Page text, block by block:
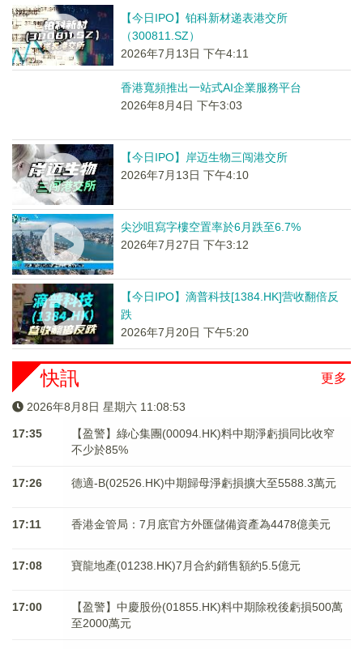
【今日IPO】铂科新材递表港交所
（300811.SZ）
2026年7月13日 下午4:11
香港寬頻推出一站式AI企業服務平台
2026年8月4日 下午3:03
【今日IPO】岸迈生物三闯港交所
2026年7月13日 下午4:10
尖沙咀寫字樓空置率於6月跌至6.7%
2026年7月27日 下午3:12
【今日IPO】滴普科技[1384.HK]营收翻倍反
跌
2026年7月20日 下午5:20
更多
快訊
2026年8月8日 星期六 11:08:53
17:35
【盈警】綠心集團(00094.HK)料中期淨虧損同比收窄
不少於85%
17:26 德適-B(02526.HK)中期歸母淨虧損擴大至5588.3萬元
17:11 香港金管局：7月底官方外匯儲備資產為4478億美元
17:08 寶龍地產(01238.HK)7月合約銷售額約5.5億元
17:00
【盈警】中慶股份(01855.HK)料中期除稅後虧損500萬
至2000萬元